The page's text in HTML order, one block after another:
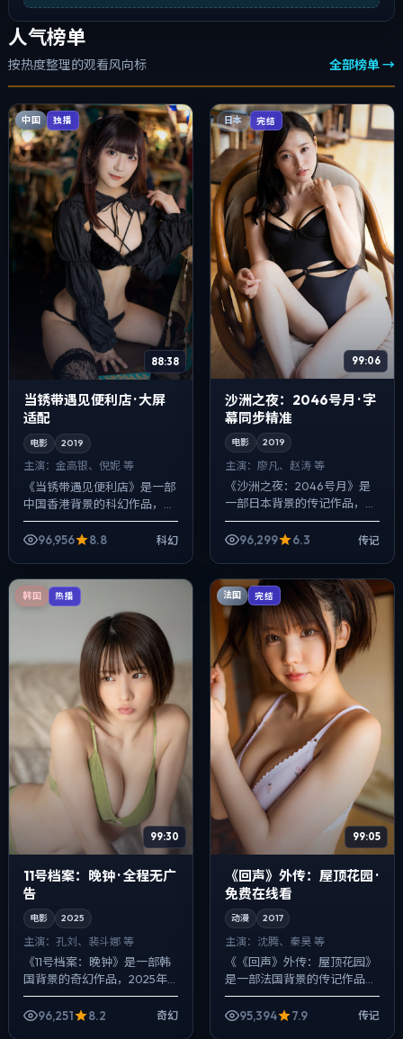
人气榜单
按热度整理的观看风向标 全部榜单 →
中国 独播
88:38
当锈带遇见便利店 · 大屏
适配
电影 2019
主演： 金高银、倪妮 等
《当锈带遇见便利店》是一部
中国香港背景的科幻作品，
2019年公映，由李安执导，金
高银、倪妮、黄政民等主演。
96,956 8.8 科幻
日本 完结
99:06
沙洲之夜：2046号月 · 字
幕同步精准
电影 2019
主演： 廖凡、赵涛 等
《沙洲之夜：2046号月》是
一部日本背景的传记作品，
2019年公映，由宁浩执导，廖
凡、赵涛、任素汐等主演。用
96,299 6.3 传记
韩国 热播
99:30
11号档案：晚钟 · 全程无广
告
电影 2025
主演： 孔刘、裴斗娜 等
《11号档案：晚钟》是一部韩
国背景的奇幻作品，2025年
公映，由刁亦男执导，孔刘、
裴斗娜、菅田将晖等主演。以
96,251 8.2 奇幻
法国 完结
99:05
《回声》外传：屋顶花园 ·
免费在线看
动漫 2017
主演： 沈腾、秦昊 等
《《回声》外传：屋顶花园》
是一部法国背景的传记作品，
2017年公映，由娄烨执导，沈
腾、秦昊、菅田将晖等主演。
95,394 7.9 传记